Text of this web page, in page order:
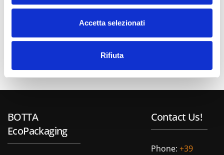
Accetta selezionati
Rifiuta
BOTTA
EcoPackaging
Contact Us!
Phone: +39